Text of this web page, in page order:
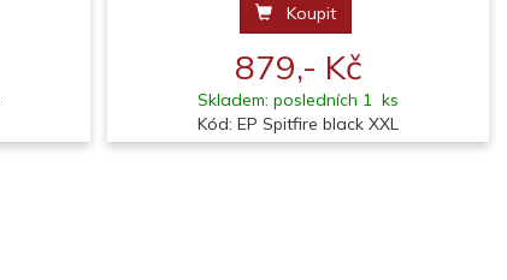
Koupit
879,- Kč
Skladem: posledních 1 ks
Kód: EP Spitfire black XXL